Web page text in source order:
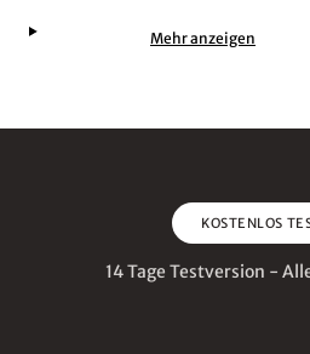
Mehr anzeigen
KOSTENLOS
14 Tage Testversion -